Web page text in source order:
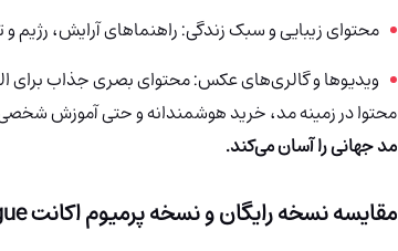
محتوای زیبایی و سبک زندگی: راهنماهای آرایش، رژیم
ویدیوها و گالری‌های عکس: محتوای بصری جذاب برای
محتوا در زمینه مد، خرید هوشمندانه و حتی آموزش
مد جهانی را آسان می‌کند.
مقایسه نسخه رایگان و نسخه پرمیوم اکانت Vogue (وگ)